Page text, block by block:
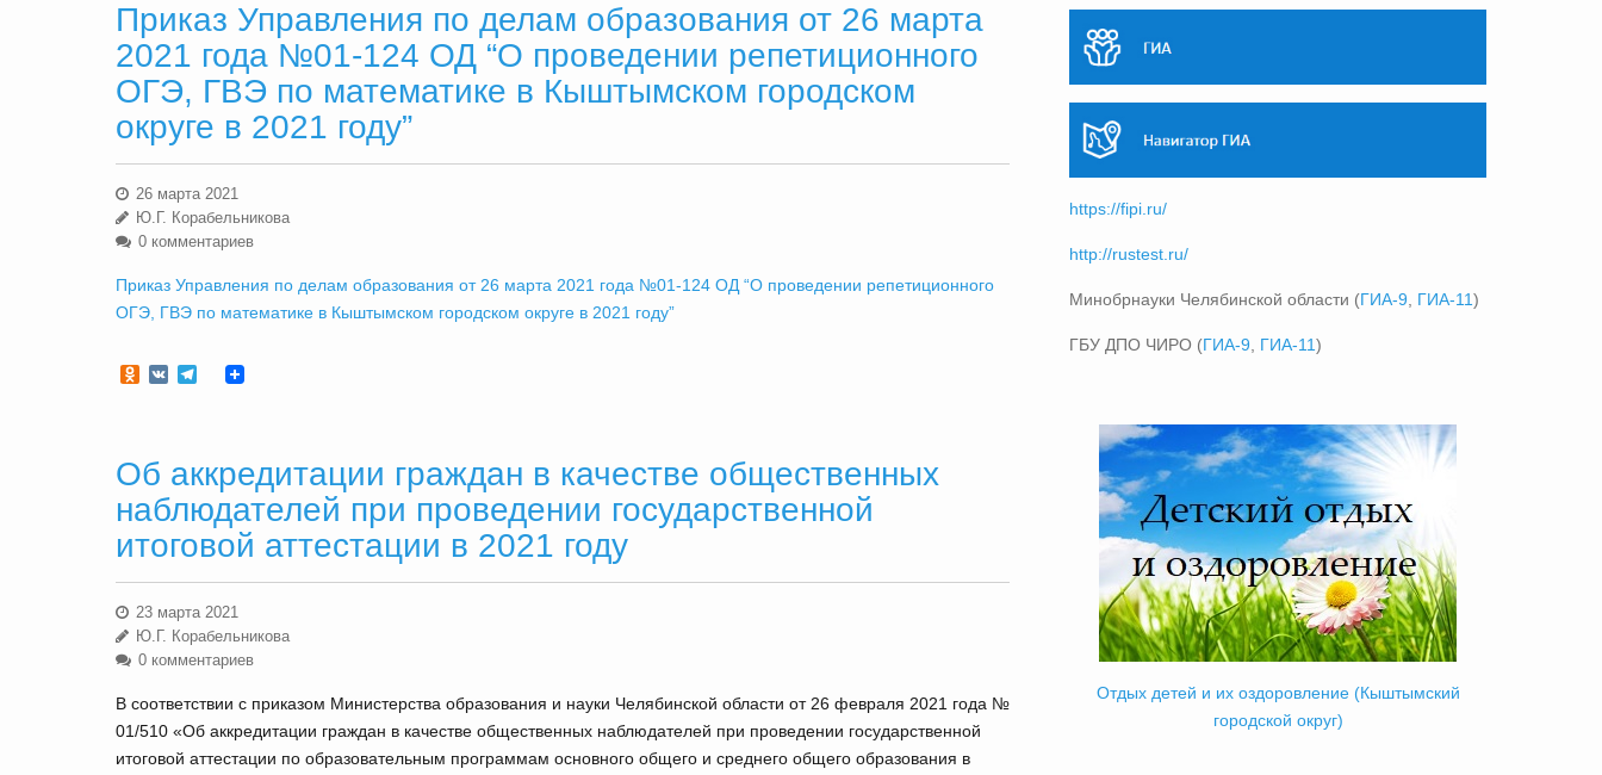
Приказ Управления по делам образования от 26 марта
2021 года №01-124 ОД “О проведении репетиционного
ОГЭ, ГВЭ по математике в Кыштымском городском
округе в 2021 году”
26 марта 2021
Ю.Г. Корабельникова
0 комментариев
Приказ Управления по делам образования от 26 марта 2021 года №01-124 ОД “О проведении репетиционного
ОГЭ, ГВЭ по математике в Кыштымском городском округе в 2021 году”
Odnoklassniki
VK Telegram
Об аккредитации граждан в качестве общественных
наблюдателей при проведении государственной
итоговой аттестации в 2021 году
23 марта 2021
Ю.Г. Корабельникова
0 комментариев
В соответствии с приказом Министерства образования и науки Челябинской области от 26 февраля 2021 года №
01/510 «Об аккредитации граждан в качестве общественных наблюдателей при проведении государственной
итоговой аттестации по образовательным программам основного общего и среднего общего образования в
https://fipi.ru/
http://rustest.ru/
Минобрнауки Челябинской области (ГИА-9 ГИА-11)
ГБУ ДПО ЧИРО (ГИА-9 ГИА-11)
Отдых детей и их оздоровление (Кыштымский
городской округ)